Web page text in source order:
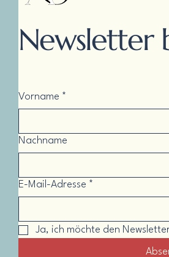
Newsletter
Vorname *
Nachname
E-Mail-Adresse *
Ja, ich möchte den